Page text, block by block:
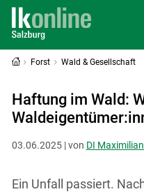
Forst Wald & Gesellschaft
Haftung im Wald:
03.06.2025 | von DI
Ein Unfall passiert.